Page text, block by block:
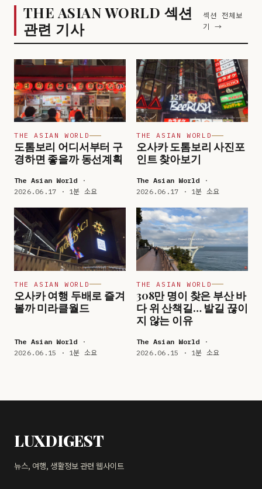
THE ASIAN WORLD 섹션
관련 기사
섹션 전체보
기 →
THE ASIAN WORLD
도톰보리 어디서부터 구
경하면 좋을까 동선계획
The Asian World ·
2026.06.17 · 1분 소요
THE ASIAN WORLD
오사카 도톰보리 사진포
인트 찾아보기
The Asian World ·
2026.06.17 · 1분 소요
THE ASIAN WORLD
오사카 여행 두배로 즐겨
볼까 미라클월드
The Asian World ·
2026.06.15 · 1분 소요
THE ASIAN WORLD
308만 명이 찾은 부산 바
다 위 산책길… 발길 끊이
지 않는 이유
The Asian World ·
2026.06.15 · 1분 소요
LUXDIGEST
뉴스, 여행, 생활정보 관련 웹사이트